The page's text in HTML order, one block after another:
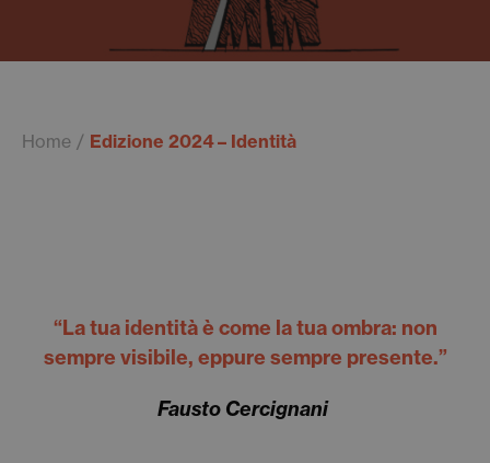
Home Edizione 2024 – Identità
“La tua identità è come la tua ombra: non
sempre visibile, eppure sempre presente.”
Fausto Cercignani